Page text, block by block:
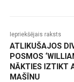
Iepriekšējais raksts
ATLIKUŠAJOS
POSMOS
NĀKTIES IZTIKT
MAŠĪNU